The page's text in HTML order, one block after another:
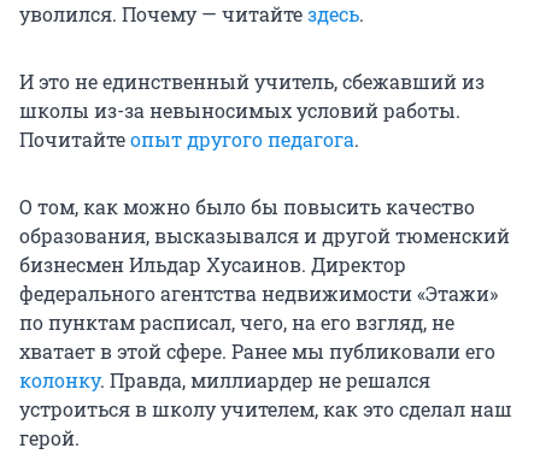
уволился. Почему — читайтездесь.
И это не единственный учитель, сбежавший из
школы из-за невыносимых условий работы.
Почитайтеопыт другого педагога.
О том, как можно было бы повысить качество
образования, высказывался и другой тюменский
бизнесмен Ильдар Хусаинов. Директор
федерального агентства недвижимости «Этажи»
по пунктам расписал, чего, на его взгляд, не
хватает в этой сфере. Ранее мы публиковали его
колонку. Правда, миллиардер не решался
устроиться в школу учителем, как это сделал наш
герой.